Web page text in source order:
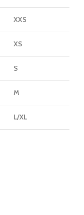
XXS
XS
S
M
L/XL